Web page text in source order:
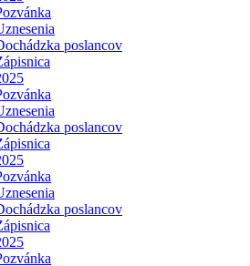
poslancov
poslancov
poslancov